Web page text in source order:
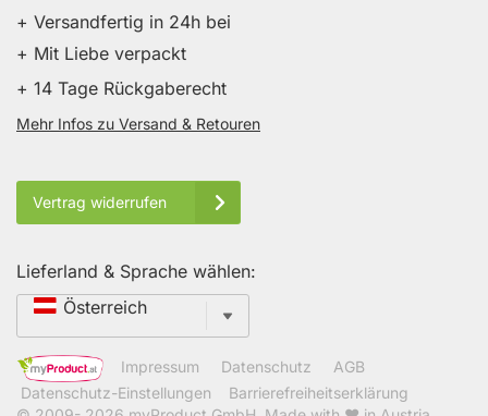
+ Versandfertig in 24h bei
+ Mit Liebe verpackt
+ 14 Tage Rückgaberecht
Mehr Infos zu Versand & Retouren
Vertrag widerrufen
Lieferland & Sprache wählen:
SpracheÖsterreich
Impressum Datenschutz
AGB
Datenschutz-Einstellungen
Barrierefreiheitserklärung